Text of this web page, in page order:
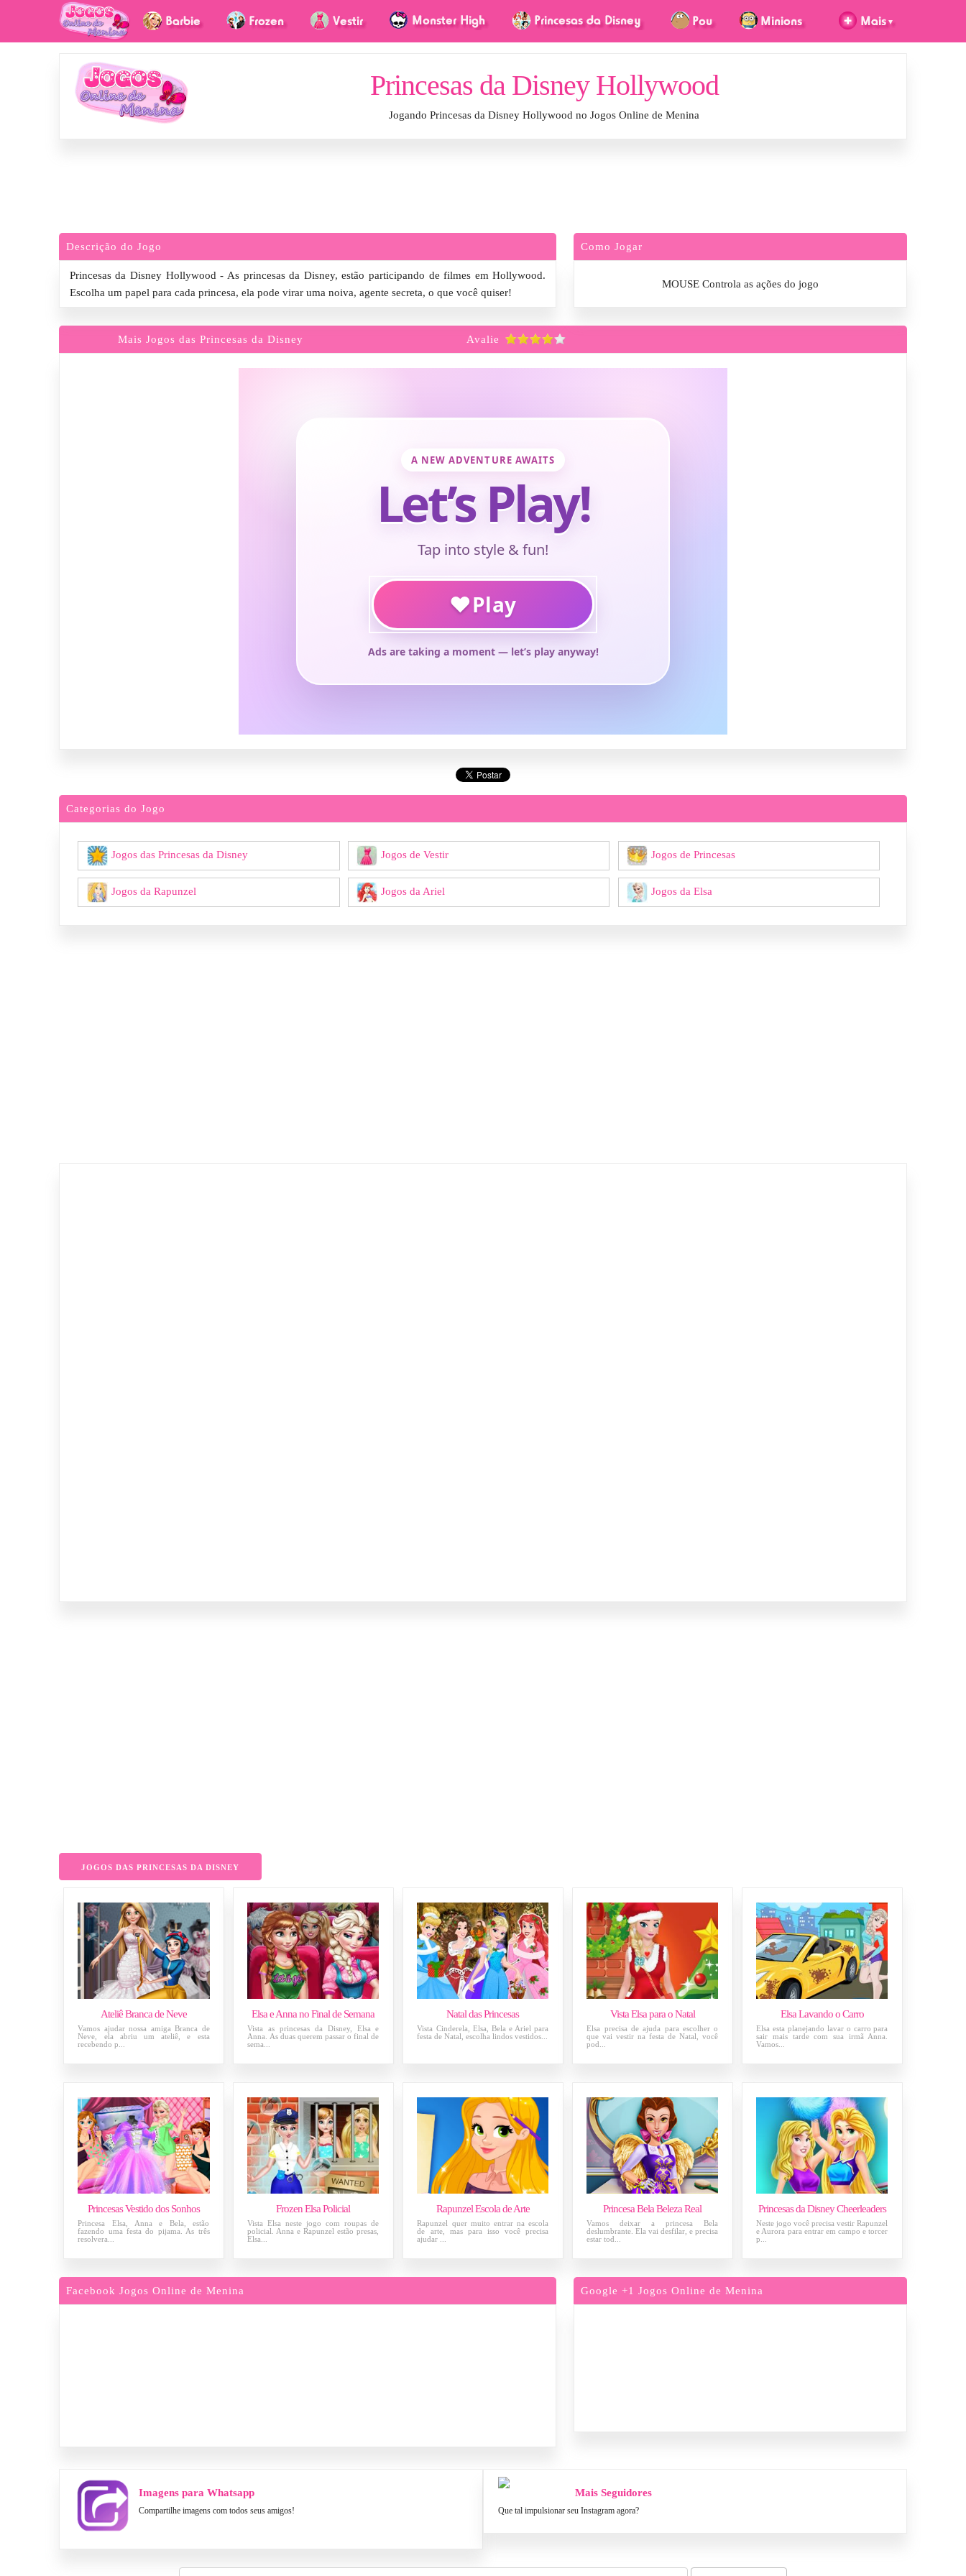
Princesas da Disney Hollywood
Jogando Princesas da Disney Hollywood no Jogos Online de Menina
Descrição do Jogo
Princesas da Disney Hollywood - As princesas da Disney, estão participando de filmes em Hollywood.
Escolha um papel para cada princesa, ela pode virar uma noiva, agente secreta, o que você quiser!
Como Jogar
MOUSE Controla as ações do jogo
Mais Jogos das Princesas da Disney Avalie
Categorias do Jogo
Jogos das Princesas da Disney Jogos de Vestir Jogos de Princesas
Jogos da Rapunzel Jogos da Ariel Jogos da Elsa
JOGOS DAS PRINCESAS DA DISNEY
Ateliê Branca de Neve
Vamos ajudar nossa amiga Branca de
Neve, ela abriu um ateliê, e esta
recebendo p...
Elsa e Anna no Final de Semana
Vista as princesas da Disney, Elsa e
Anna. As duas querem passar o final de
sema...
Natal das Princesas
Vista Cinderela, Elsa, Bela e Ariel para
festa de Natal, escolha lindos vestidos...
Vista Elsa para o Natal
Elsa precisa de ajuda para escolher o
que vai vestir na festa de Natal, você
pod...
Elsa Lavando o Carro
Elsa esta planejando lavar o carro para
sair mais tarde com sua irmã Anna.
Vamos...
Princesas Vestido dos Sonhos
Princesa Elsa, Anna e Bela, estão
fazendo uma festa do pijama. As três
resolvera...
Frozen Elsa Policial
Vista Elsa neste jogo com roupas de
policial. Anna e Rapunzel estão presas,
Elsa...
Rapunzel Escola de Arte
Rapunzel quer muito entrar na escola
de arte, mas para isso você precisa
ajudar ...
Princesa Bela Beleza Real
Vamos deixar a princesa Bela
deslumbrante. Ela vai desfilar, e precisa
estar tod...
Princesas da Disney Cheerleaders
Neste jogo você precisa vestir Rapunzel
e Aurora para entrar em campo e torcer
p...
Facebook Jogos Online de Menina Google +1 Jogos Online de Menina
Imagens para Whatsapp
Compartilhe imagens com todos seus amigos!
Mais Seguidores
Que tal impulsionar seu Instagram agora?